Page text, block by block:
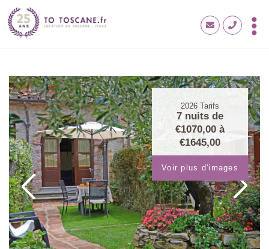
2026 Tarifs
7 nuits de
€1070,00 à
€1645,00
Voir plus d'images